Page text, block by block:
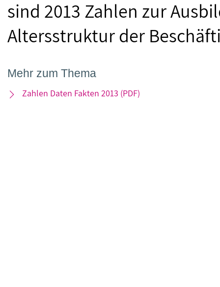
sind 2013 Zahlen zur
Altersstruktur der
Mehr zum Thema
Zahlen Daten Fakten 2013 (PDF)